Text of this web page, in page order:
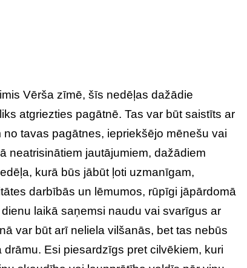
Vērša zīmē, šīs nedēļas dažādie
atgriezties pagātnē. Tas var būt saistīts ar
no tavas pagātnes, iepriekšējo mēnešu vai
neatrisinātiem jautājumiem, dažādiem
kurā būs jābūt ļoti uzmanīgam,
darbībās un lēmumos, rūpīgi jāpārdomā
laikā saņemsi naudu vai svarīgus ar
var būt arī neliela vilšanās, bet tas nebūs
Esi piesardzīgs pret cilvēkiem, kuri